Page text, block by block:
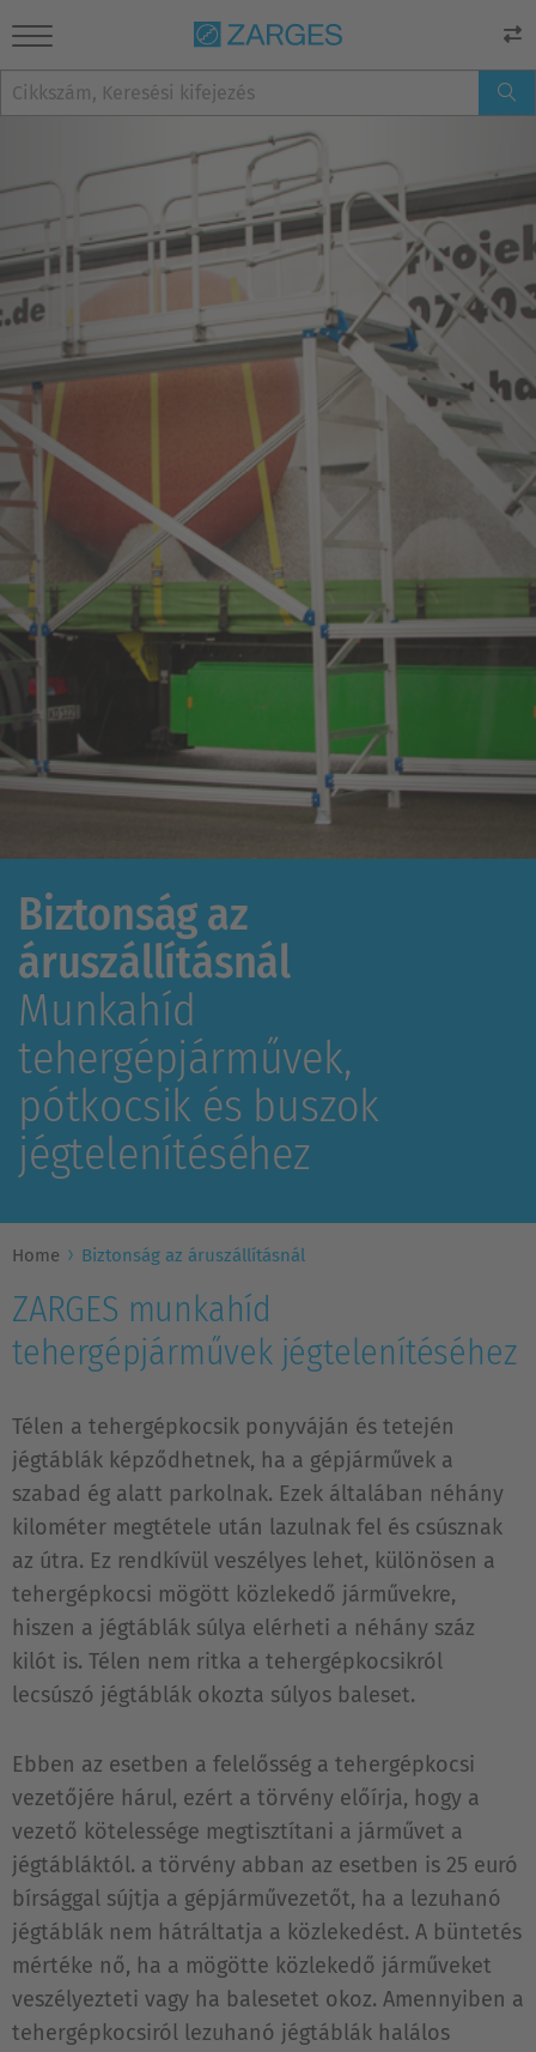
Biztonság az
áruszállításnál
Munkahíd
tehergépjárművek,
pótkocsik és buszok
jégtelenítéséhez
Home Biztonság az áruszállításnál
ZARGES munkahíd
tehergépjárművek jégtelenítéséhez
Télen a tehergépkocsik ponyváján és tetején
jégtáblák képződhetnek, ha a gépjárművek a
szabad ég alatt parkolnak. Ezek általában néhány
kilométer megtétele után lazulnak fel és csúsznak
az útra. Ez rendkívül veszélyes lehet, különösen a
tehergépkocsi mögött közlekedő járművekre,
hiszen a jégtáblák súlya elérheti a néhány száz
kilót is. Télen nem ritka a tehergépkocsikról
lecsúszó jégtáblák okozta súlyos baleset.
Ebben az esetben a felelősség a tehergépkocsi
vezetőjére hárul, ezért a törvény előírja, hogy a
vezető kötelessége megtisztítani a járművet a
jégtábláktól. a törvény abban az esetben is 25 euró
bírsággal sújtja a gépjárművezetőt, ha a lezuhanó
jégtáblák nem hátráltatja a közlekedést. A büntetés
mértéke nő, ha a mögötte közlekedő járműveket
veszélyezteti vagy ha balesetet okoz. Amennyiben a
tehergépkocsiról lezuhanó jégtáblák halálos